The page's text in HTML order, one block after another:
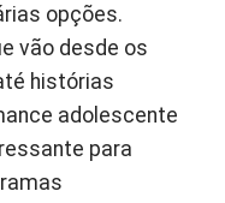
opções.
vão desde os
histórias
adolescente
para